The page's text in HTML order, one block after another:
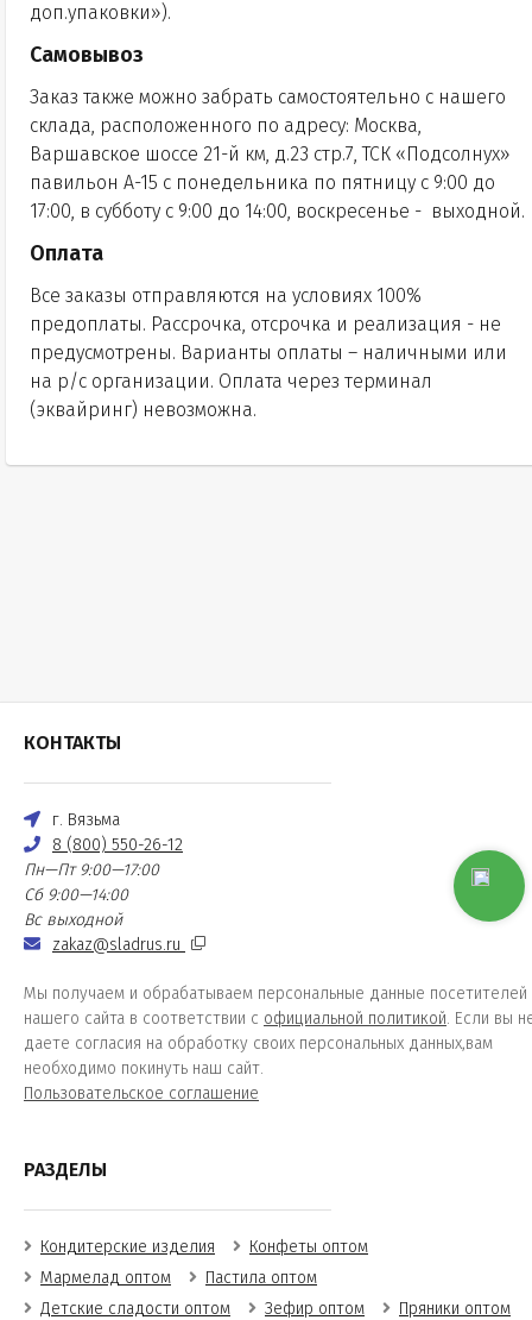
доп.упаковки»).
Самовывоз
Заказ также можно забрать самостоятельно с нашего
склада, расположенного по адресу: Москва,
Варшавское шоссе 21-й км, д.23 стр.7, ТСК «Подсолнух»
павильон А-15 с понедельника по пятницу с 9:00 до
17:00, в субботу с 9:00 до 14:00, воскресенье - выходной.
Оплата
Все заказы отправляются на условиях 100%
предоплаты. Рассрочка, отсрочка и реализация - не
предусмотрены. Варианты оплаты – наличными или
на р/с организации. Оплата через терминал
(эквайринг) невозможна.
КОНТАКТЫ
г. Вязьма
8 (800) 550-26-12
Пн—Пт 9:00—17:00
Сб 9:00—14:00
Вс выходной
zakaz@sladrus.ru
Мы получаем и обрабатываем персональные данные посетителей
нашего сайта в соответствии с официальной политикой. Если вы
даете согласия на обработку своих персональных данных,вам
необходимо покинуть наш сайт.
Пользовательское соглашение
РАЗДЕЛЫ
Кондитерские изделия
Конфеты оптом
Мармелад оптом
Пастила оптом
Детские сладости оптом
Зефир оптом Пряники оптом